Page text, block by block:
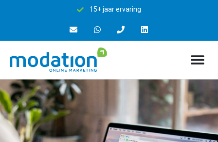
15+ jaar ervaring